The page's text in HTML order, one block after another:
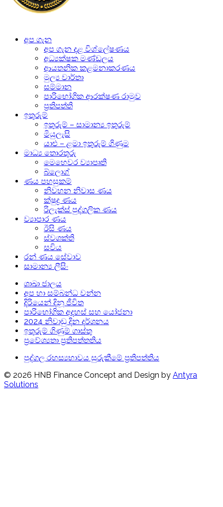
අප ගැන
අප ගැන දළ විශ්ලේෂණය
අධ්‍යක්ෂක මණ්ඩලය
ආයතනික කළමනාකරණය
මුල්‍ය වාර්තා
සම්මාන
පාරිභෝගික ආරක්ෂණ රාමුව
ප්‍රතිපත්ති
ඉතුරුම්
ඉතුරුම් – සාමාන්‍ය ඉතුරුම්
මියුලැසි
යාළු – ළමා ඉතුරුම් ගිණුම
මාධ්‍ය තොරතුරු
මෙහෙවර ව්‍යාපෘති
බ්ලොග්
ණය පහසුකම්
නිවහන නිවාස ණය
ක්ෂුද්‍ර ණය
රිලැක්ස් පුද්ගලික ණය
ව්‍යාපාර ණය
ඊසි ණය
ස්වශක්ති
සවිය
රන් ණය සේවාව
සාමාන්‍ය ලීසිං
ශාඛා ජාලය
අප හා සම්බන්ධ වන්න
දිරියෙන් දිනූ ජීවිත
පාරිභෝගික අදහස් සහ යෝජනා
2024 නිවාඩු දින දර්ශනය
ඉතුරුම් ගිණුම් ගාස්තු
ප්‍රවේශ්‍යතා ප්‍රතිපත්තතිය
පුද්ගල රහස්‍යභාවය සුරුකීමේ ප්‍රතිපත්තිය
© 2026 HNB Finance Concept and Design by Antyra
Solutions